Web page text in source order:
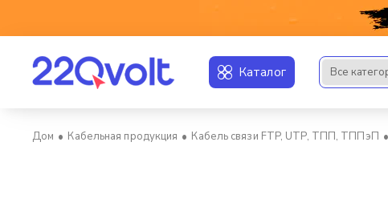
Каталог Все
Искать...
Кабельная продукция Кабель связи FTP, UTP, ТПП, ТППэП